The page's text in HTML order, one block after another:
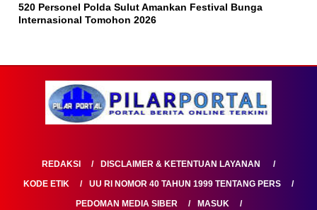
520 Personel Polda Sulut Amankan Festival Bunga
Internasional Tomohon 2026
REDAKSI
DISCLAIMER & KETENTUAN LAYANAN
KODE ETIK
UU RI NOMOR 40 TAHUN 1999 TENTANG PERS
PEDOMAN MEDIA SIBER
MASUK